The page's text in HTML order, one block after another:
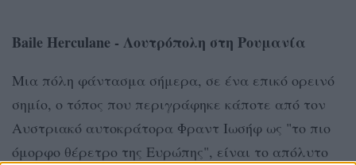
Baile Herculane - Λουτρόπολη στη Ρουμανία
Μια πόλη φάντασμα σήμερα, σε ένα επικό ορεινό
σημίο, ο τόπος που περιγράφηκε κάποτε από τον
Αυστριακό αυτοκράτορα Φραντ Ιωσήφ ως "το πιο
όμορφο θέρετρο της Ευρώπης", είναι το απόλυτο